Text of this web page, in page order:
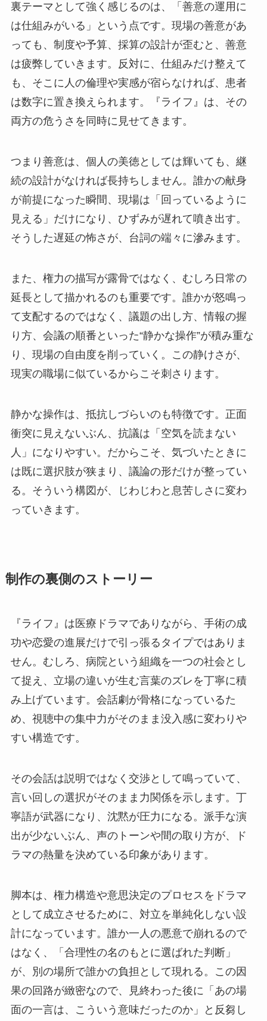
裏テーマとして強く感じるのは、「善意の運用に
は仕組みがいる」という点です。現場の善意があ
っても、制度や予算、採算の設計が歪むと、善意
は疲弊していきます。反対に、仕組みだけ整えて
も、そこに人の倫理や実感が宿らなければ、患者
は数字に置き換えられます。『ライフ』は、その
両方の危うさを同時に見せてきます。
つまり善意は、個人の美徳としては輝いても、継
続の設計がなければ長持ちしません。誰かの献身
が前提になった瞬間、現場は「回っているように
見える」だけになり、ひずみが遅れて噴き出す。
そうした遅延の怖さが、台詞の端々に滲みます。
また、権力の描写が露骨ではなく、むしろ日常の
延長として描かれるのも重要です。誰かが怒鳴っ
て支配するのではなく、議題の出し方、情報の握
り方、会議の順番といった“静かな操作”が積み重な
り、現場の自由度を削っていく。この静けさが、
現実の職場に似ているからこそ刺さります。
静かな操作は、抵抗しづらいのも特徴です。正面
衝突に見えないぶん、抗議は「空気を読まない
人」になりやすい。だからこそ、気づいたときに
は既に選択肢が狭まり、議論の形だけが整ってい
る。そういう構図が、じわじわと息苦しさに変わ
っていきます。
制作の裏側のストーリー
『ライフ』は医療ドラマでありながら、手術の成
功や恋愛の進展だけで引っ張るタイプではありま
せん。むしろ、病院という組織を一つの社会とし
て捉え、立場の違いが生む言葉のズレを丁寧に積
み上げています。会話劇が骨格になっているた
め、視聴中の集中力がそのまま没入感に変わりや
すい構造です。
その会話は説明ではなく交渉として鳴っていて、
言い回しの選択がそのまま力関係を示します。丁
寧語が武器になり、沈黙が圧力になる。派手な演
出が少ないぶん、声のトーンや間の取り方が、ド
ラマの熱量を決めている印象があります。
脚本は、権力構造や意思決定のプロセスをドラマ
として成立させるために、対立を単純化しない設
計になっています。誰か一人の悪意で崩れるので
はなく、「合理性の名のもとに選ばれた判断」
が、別の場所で誰かの負担として現れる。この因
果の回路が緻密なので、見終わった後に「あの場
面の一言は、こういう意味だったのか」と反芻し